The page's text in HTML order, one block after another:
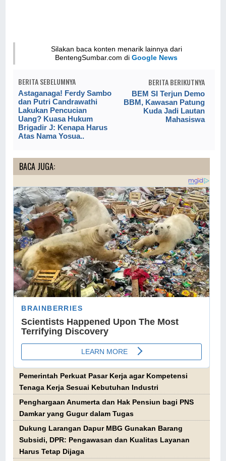
Silakan baca konten menarik lainnya dari
BentengSumbar.com diGoogle News
BERITA SEBELUMNYA
Astaganaga! Ferdy Sambo
dan Putri Candrawathi
Lakukan Pencucian
Uang? Kuasa Hukum
Brigadir J: Kenapa Harus
Atas Nama Yosua..
BERITA BERIKUTNYA
BEM SI Terjun Demo
BBM, Kawasan Patung
Kuda Jadi Lautan
Mahasiswa
BACA JUGA:
Pemerintah Perkuat Pasar Kerja agar Kompetensi
Tenaga Kerja Sesuai Kebutuhan Industri
Penghargaan Anumerta dan Hak Pensiun bagi PNS
Damkar yang Gugur dalam Tugas
Dukung Larangan Dapur MBG Gunakan Barang
Subsidi, DPR: Pengawasan dan Kualitas Layanan
Harus Tetap Dijaga